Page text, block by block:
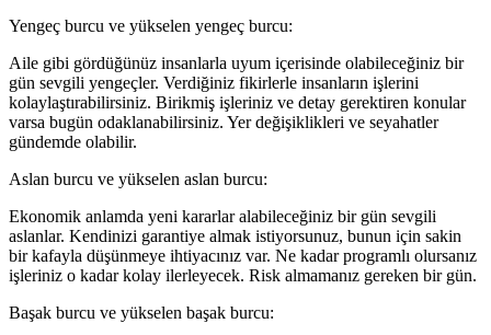
Yengeç burcu ve yükselen yengeç burcu:
Aile gibi gördüğünüz insanlarla uyum içerisinde olabileceğiniz bir
gün sevgili yengeçler. Verdiğiniz fikirlerle insanların işlerini
kolaylaştırabilirsiniz. Birikmiş işleriniz ve detay gerektiren konular
varsa bugün odaklanabilirsiniz. Yer değişiklikleri ve seyahatler
gündemde olabilir.
Aslan burcu ve yükselen aslan burcu:
Ekonomik anlamda yeni kararlar alabileceğiniz bir gün sevgili
aslanlar. Kendinizi garantiye almak istiyorsunuz, bunun için sakin
bir kafayla düşünmeye ihtiyacınız var. Ne kadar programlı olursanız
işleriniz o kadar kolay ilerleyecek. Risk almamanız gereken bir gün.
Başak burcu ve yükselen başak burcu: